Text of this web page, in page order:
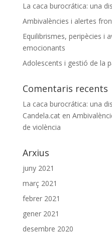
La caca burocrática: una
Ambivalències i alertes
Equilibrismes, peripècies i
emocionants
Adolescents i gestió de la
Comentaris recents
La caca burocrática: una
Candela.caten
de violència
Arxius
juny 2021
març 2021
febrer 2021
gener 2021
desembre 2020